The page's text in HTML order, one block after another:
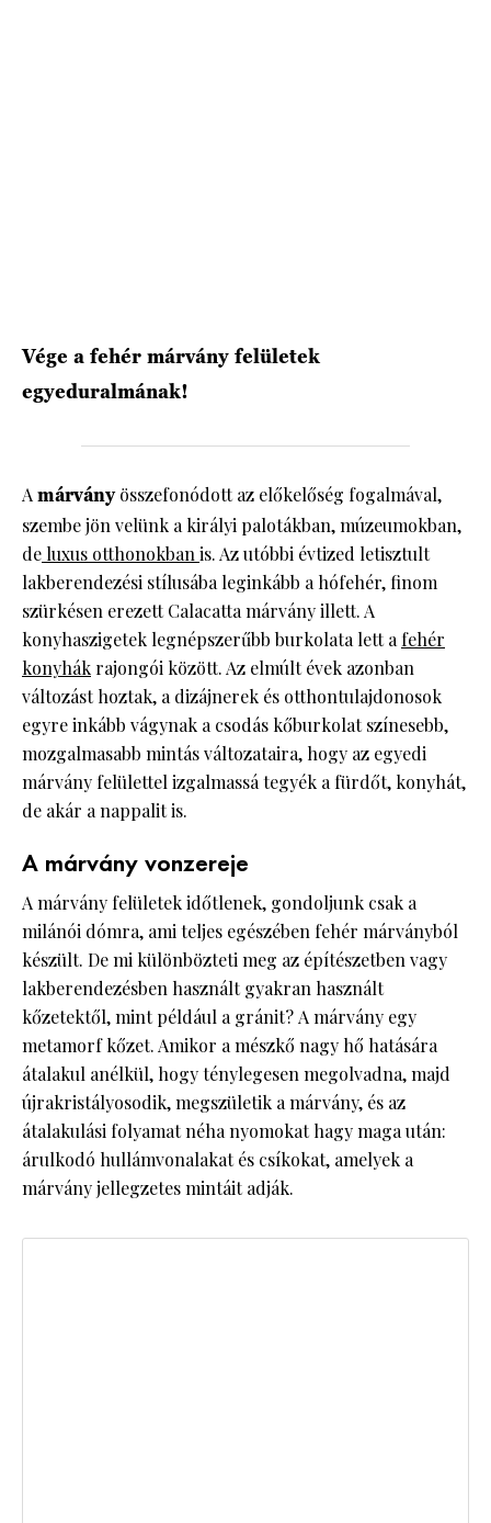
Vége a fehér márvány felületek
egyeduralmának!
Amárványösszefonódott az előkelőség fogalmával,
szembe jön velünk a királyi palotákban, múzeumokban,
de luxus otthonokbanis. Az utóbbi évtized letisztult
lakberendezési stílusába leginkább a hófehér, finom
szürkésen erezett Calacatta márvány illett. A
konyhaszigetek legnépszerűbb burkolata lett afehér
konyhák rajongói között. Az elmúlt évek azonban
változást hoztak, a dizájnerek és otthontulajdonosok
egyre inkább vágynak a csodás kőburkolat színesebb,
mozgalmasabb mintás változataira, hogy az egyedi
márvány felülettel izgalmassá tegyék a fürdőt, konyhát,
de akár a nappalit is.
A márvány vonzereje
A márvány felületek időtlenek, gondoljunk csak a
milánói dómra, ami teljes egészében fehér márványból
készült. De mi különbözteti meg az építészetben vagy
lakberendezésben használt gyakran használt
kőzetektől, mint például a gránit? A márvány egy
metamorf kőzet. Amikor a mészkő nagy hő hatására
átalakul anélkül, hogy ténylegesen megolvadna, majd
újrakristályosodik, megszületik a márvány, és az
átalakulási folyamat néha nyomokat hagy maga után:
árulkodó hullámvonalakat és csíkokat, amelyek a
márvány jellegzetes mintáit adják.